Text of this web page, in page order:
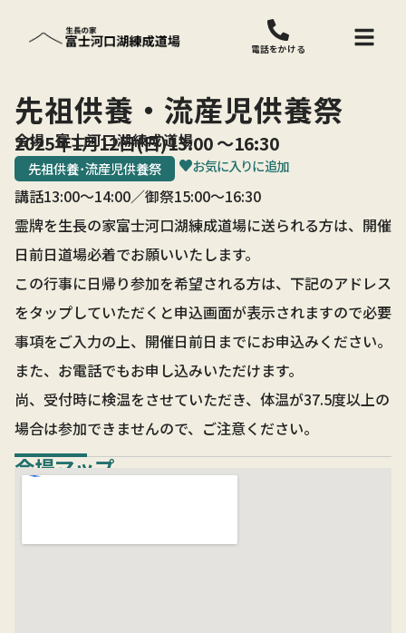
電話をかける
先祖供養・流産児供養祭
2025年1月12日(日)13:00 〜16:30
会場: 富士河口湖練成道場
先祖供養･流産児供養祭 お気に入りに追加
講話13:00～14:00／御祭15:00～16:30
霊牌を生長の家富士河口湖練成道場に送られる方は、開催
日前日道場必着でお願いいたします。
この行事に日帰り参加を希望される方は、下記のアドレス
をタップしていただくと申込画面が表示されますので必要
事項をご入力の上、開催日前日までにお申込みください。
また、お電話でもお申し込みいただけます。
尚、受付時に検温をさせていただき、体温が37.5度以上の
場合は参加できませんので、ご注意ください。
会場マップ